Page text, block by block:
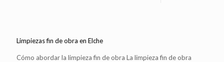
Limpiezas fin de obra en Elche
Cómo abordar la limpieza fin de obra La limpieza fin de obra